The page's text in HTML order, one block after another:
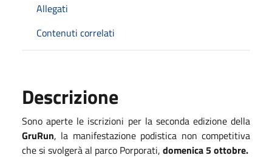
Allegati
Contenuti correlati
Descrizione
Sono aperte le iscrizioni per la seconda edizione della
GruRun, la manifestazione podistica non competitiva
che si svolgerà al parco Porporati, domenica 5 ottobre.